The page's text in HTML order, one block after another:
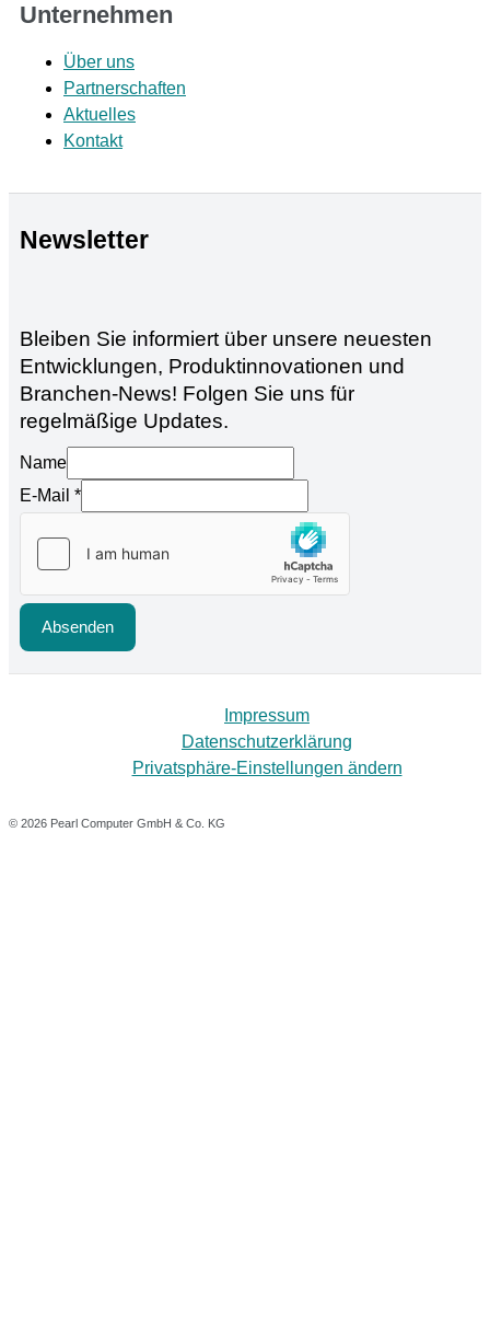
Unternehmen
Über uns
Partnerschaften
Aktuelles
Kontakt
Newsletter
Bleiben Sie informiert über unsere neuesten
Entwicklungen, Produktinnovationen und
Branchen-News! Folgen Sie uns für
regelmäßige Updates.
Name
E-Mail *
Absenden
Impressum
Datenschutzerklärung
Privatsphäre-Einstellungen ändern
© 2026 Pearl Computer GmbH & Co. KG